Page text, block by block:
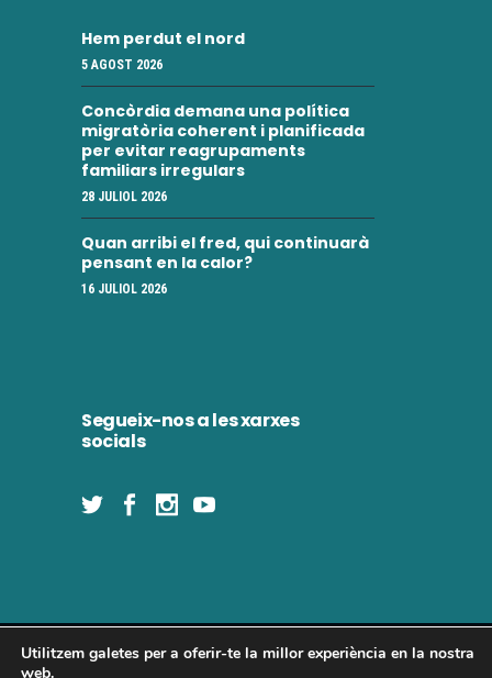
Hem perdut el nord
5 AGOST 2026
Concòrdia demana una política
migratòria coherent i planificada
per evitar reagrupaments
familiars irregulars
28 JULIOL 2026
Quan arribi el fred, qui continuarà
pensant en la calor?
16 JULIOL 2026
Segueix-nos a les xarxes
socials
Concòrdia 2025 | Tots els drets reservats
Utilitzem galetes per a oferir-te la millor experiència en la nostra
web.